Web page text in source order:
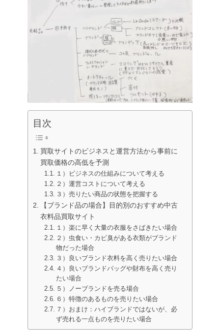
目次
買取サイトのビジネスと運営方法から事前に
買取価格の高低を予測
１）ビジネスの仕組みについて考える
２）運営コストについて考える
３）売りたい商品の状態を把握する
【ブランド品の場合】目的別のおすすめ中古
衣料品買取サイト
１）楽に早く大量の衣服をさばきたい場合
２）虫食い・カビ臭がある衣類がブランド
物だった場合
３）良いブランド衣料を高く売りたい場合
４）良いブランドバッグや財布を高く売り
たい場合
５）ノーブランドを売る場合
６）特徴のあるものを売りたい場合
７）おまけ：ハイブランドではないが、必
ず売れる一点ものを売りたい場合